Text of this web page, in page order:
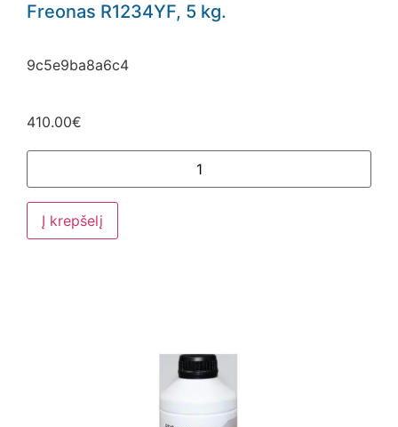
Freonas R1234YF, 5 kg.
9c5e9ba8a6c4
410.00€
Į krepšelį